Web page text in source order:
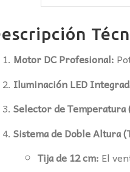
Motor DC Profesional:
Iluminación LED
Selector de Temperatura
Sistema de Doble Altura
Tija de 12 cm: El